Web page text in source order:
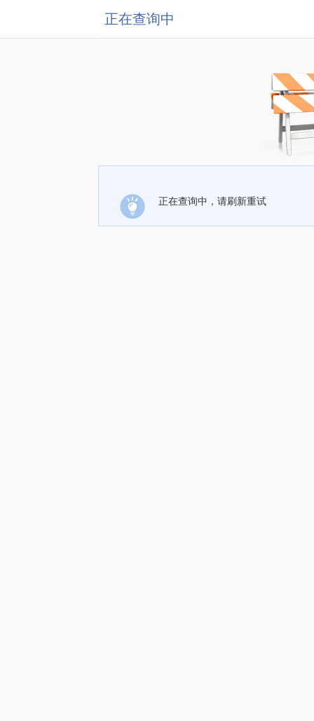
正在查询中
正在查询中，请刷新重试